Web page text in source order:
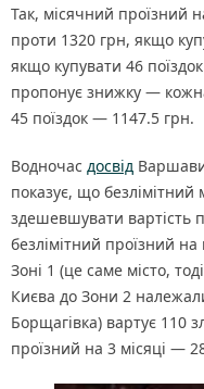
Так, місячний проїзний
проти 1320 грн, якщо
якщо купувати 46
пропонує знижку —
45 поїздок — 1147.5 грн.
Водночас досвід
показує, що безлімітний
здешевшувати вартість
безлімітний проїзний
Зоні 1 (це саме місто,
Києва до Зони 2
Борщагівка) вартує 110
проїзний на 3 місяці —